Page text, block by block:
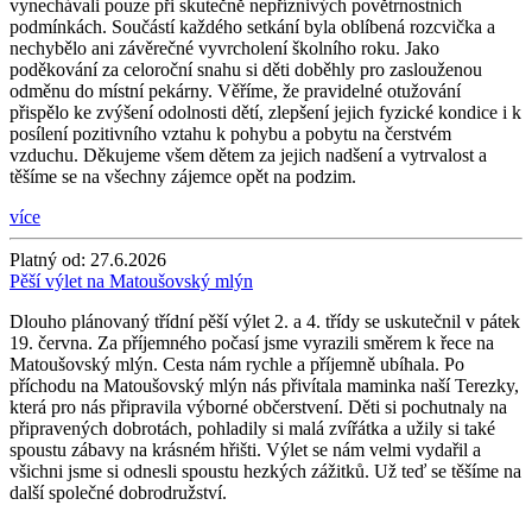
vynechávali pouze při skutečně nepříznivých povětrnostních
podmínkách. Součástí každého setkání byla oblíbená rozcvička a
nechybělo ani závěrečné vyvrcholení školního roku. Jako
poděkování za celoroční snahu si děti doběhly pro zaslouženou
odměnu do místní pekárny. Věříme, že pravidelné otužování
přispělo ke zvýšení odolnosti dětí, zlepšení jejich fyzické kondice i k
posílení pozitivního vztahu k pohybu a pobytu na čerstvém
vzduchu. Děkujeme všem dětem za jejich nadšení a vytrvalost a
těšíme se na všechny zájemce opět na podzim.
více
Platný od: 27.6.2026
Pěší výlet na Matoušovský mlýn
Dlouho plánovaný třídní pěší výlet 2. a 4. třídy se uskutečnil v pátek
19. června. Za příjemného počasí jsme vyrazili směrem k řece na
Matoušovský mlýn. Cesta nám rychle a příjemně ubíhala. Po
příchodu na Matoušovský mlýn nás přivítala maminka naší Terezky,
která pro nás připravila výborné občerstvení. Děti si pochutnaly na
připravených dobrotách, pohladily si malá zvířátka a užily si také
spoustu zábavy na krásném hřišti. Výlet se nám velmi vydařil a
všichni jsme si odnesli spoustu hezkých zážitků. Už teď se těšíme na
další společné dobrodružství.